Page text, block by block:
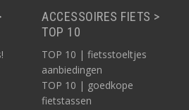
ACCESSOIRES FIETS >
TOP 10
TOP 10 | fietsstoeltjes
aanbiedingen
TOP 10 | goedkope
fietstassen